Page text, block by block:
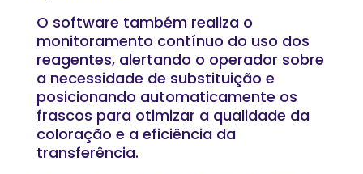
O software também realiza o
monitoramento contínuo do uso dos
reagentes, alertando o operador sobre
a necessidade de substituição e
posicionando automaticamente os
frascos para otimizar a qualidade da
coloração e a eficiência da
transferência.